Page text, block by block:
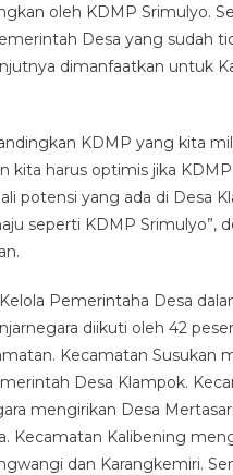
oleh KDMP Srimulyo.
Desa yang sudah
dimanfaatkan untuk
KDMP yang kita
kita harus optimis jika
potensi yang ada di Desa
seperti KDMP Srimulyo”,
Pemerintaha Desa
diikuti oleh 42
Kecamatan
Desa Klampok.
mengirikan Desa
Kecamatan Kalibening
dan Karangkemiri.